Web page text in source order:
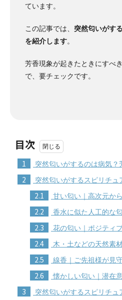
ています。
この記事では、 突然匂いがす
を紹介します。
芳香現象が起きたときにすべ
で、要チェックです。
目次
1 突然匂いがするのは病気？
2 突然匂いがするスピリチュ
2.1 甘い匂い｜高次元か
2.2 香水に似た人工的な
2.3 花の匂い｜ポジティ
2.4 木・土などの天然素
2.5 線香｜ご先祖様が見
2.6 懐かしい匂い｜潜在
3 突然匂いがするスピリチュ